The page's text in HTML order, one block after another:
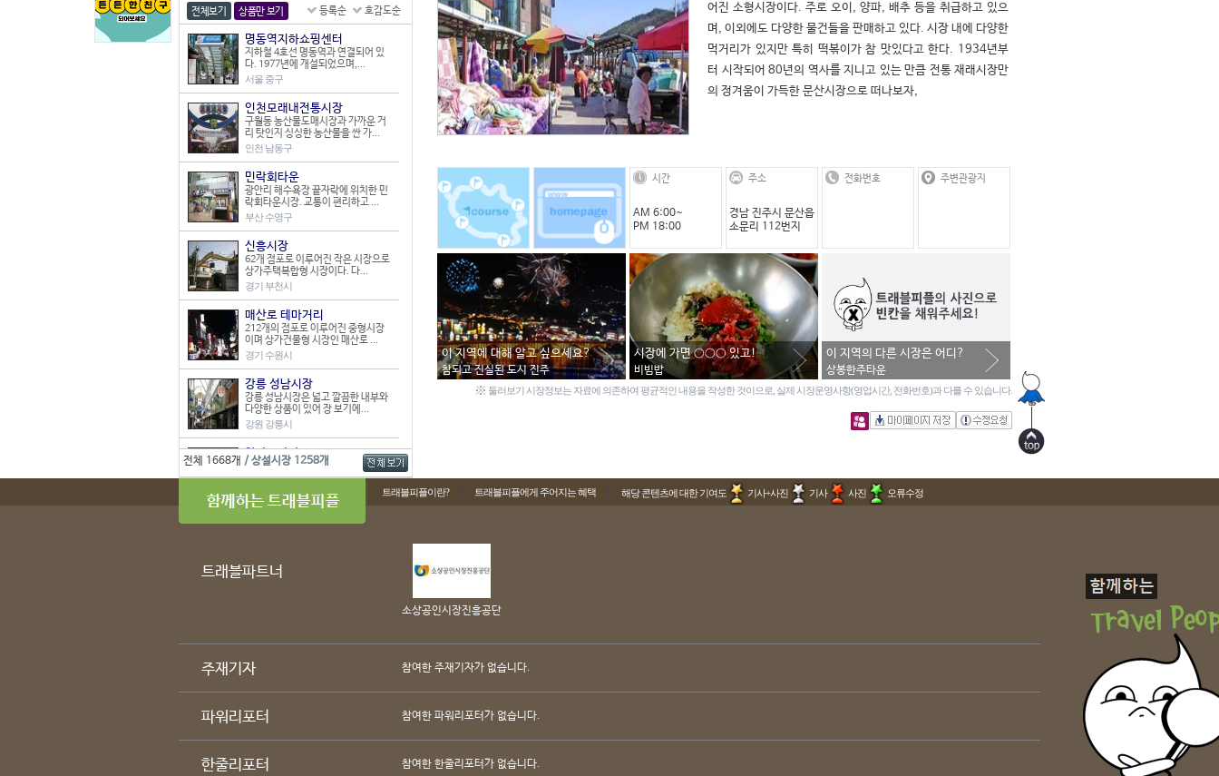
등록순 호감도순
전체보기 상품만 보기
명동역지하쇼핑센터
지하철 4호선 명동역과 연결되어 있
다. 1977년에 개설되었으며,...
서울 중구
인천모래내전통시장
구월동 농산물도매시장과 가까운 거
리 탓인지 싱싱한 농산물을 싼 가...
인천 남동구
민락회타운
광안리 해수욕장 끝자락에 위치한 민
락회타운시장. 교통이 편리하고 ...
부산 수영구
신흥시장
62개 점포로 이루어진 작은 시장으로
상가주택복합형 시장이다. 다...
경기 부천시
매산로 테마거리
212개의 점포로 이루어진 중형시장
이며 상가건물형 시장인 매산로 ...
경기 수원시
강릉 성남시장
강릉 성남시장은 넓고 깔끔한 내부와
다양한 상품이 있어 장 보기에...
강원 강릉시
한라프라자
스포츠, 완구, 공방, 생활용품 등 식품
을 제외한 물품들을 판매하...
경남 거제시
문산시장
매화시장
매화시장은 지금은 그 규모가 매우 영
전체 1668개 / 상설시장 1258개
어진 소형시장이다. 주로 오이, 양파, 배추 등을 취급하고 있으
며, 이외에도 다양한 물건들을 판매하고 있다. 시장 내에 다양한
먹거리가 있지만 특히 떡볶이가 참 맛있다고 한다. 1934년부
터 시작되어 80년의 역사를 지니고 있는 만큼 전통 재래시장만
의 정겨움이 가득한 문산시장으로 떠나보자,
시간
AM 6:00~
PM 18:00
주소
경남 진주시 문산읍
소문리 112번지
전화번호 주변관광지
이 지역에 대해 알고 싶으세요?
참되고 진실된 도시 진주
시장에 가면 ○○○ 있고!
비빔밥
이 지역의 다른 시장은 어디?
상봉한주타운
※ 둘러보기 시장정보는 자료에 의존하여 평균적인 내용을 작성한 것이으로, 실제 시장운영사항(영업시간, 전화번호)과 다를 수 있습니다.
트래블피플이란? 트래블피플에게 주어지는 혜택 해당 콘텐츠에 대한 기여도 기사+사진 기사 사진 오류수정
트래블파트너
소상공인시장진흥공단
주재기자 참여한 주재기자가 없습니다.
파워리포터 참여한 파워리포터가 없습니다.
한줄리포터 참여한 한줄리포터가 없습니다.